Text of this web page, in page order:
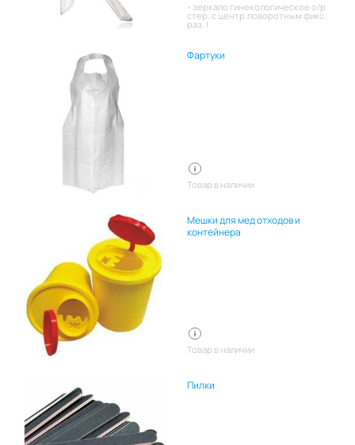
зеркало гинекологическое о/р
стер. с центр.поворотным фикс.
раз. l
Фартуки
Товар в наличии
Мешки для мед отходов и
контейнера
Товар в наличии
Пилки